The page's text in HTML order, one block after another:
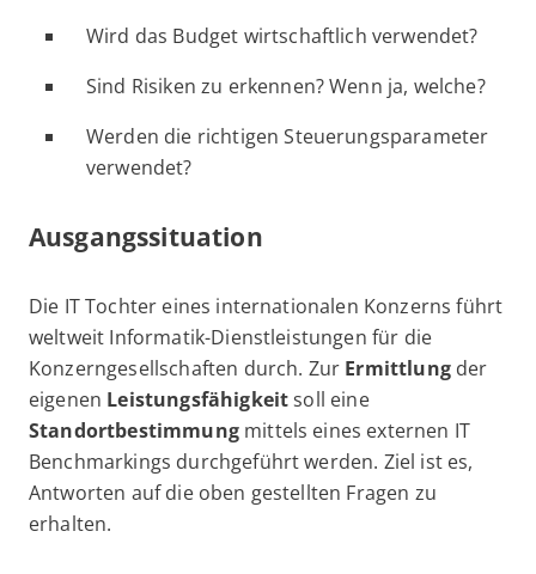
Wird das Budget wirtschaftlich verwendet?
Sind Risiken zu erkennen? Wenn ja, welche?
Werden die richtigen Steuerungsparameter
verwendet?
Ausgangssituation
Die IT Tochter eines internationalen Konzerns führt
weltweit Informatik-Dienstleistungen für die
Konzerngesellschaften durch. Zur Ermittlungder
eigenen Leistungsfähigkeitsoll eine
Standortbestimmungmittels eines externen IT
Benchmarkings durchgeführt werden. Ziel ist es,
Antworten auf die oben gestellten Fragen zu
erhalten.